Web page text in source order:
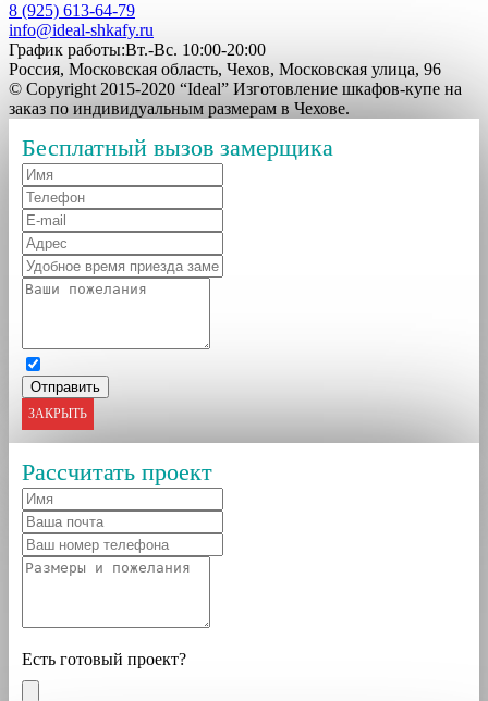
8 (925) 613-64-79
info@ideal-shkafy.ru
График работы:Вт.-Вс. 10:00-20:00
Россия, Московская область, Чехов, Московская улица, 96
© Copyright 2015-2020 “Ideal” Изготовление шкафов-купе на
заказ по индивидуальным размерам в Чехове.
Бесплатный вызов замерщика
ЗАКРЫТЬ
Рассчитать проект
Есть готовый проект?